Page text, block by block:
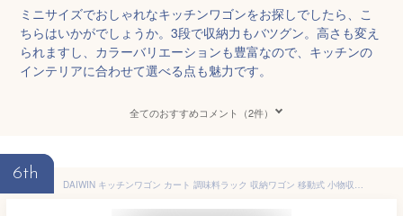
ミニサイズでおしゃれなキッチンワゴンをお探しでしたら、こ
ちらはいかがでしょうか。3段で収納力もバツグン。高さも変え
られますし、カラーバリエーションも豊富なので、キッチンの
インテリアに合わせて選べる点も魅力です。
全てのおすすめコメント（2件）
6th
DAIWIN キッチンワゴン カート 調味料ラック 収納ワゴン 移動式 小物収納 バスケットラック キッチン収納カート 回転サイドラック キャスター付き メッシュ 組立簡単 (5段ホワイト)